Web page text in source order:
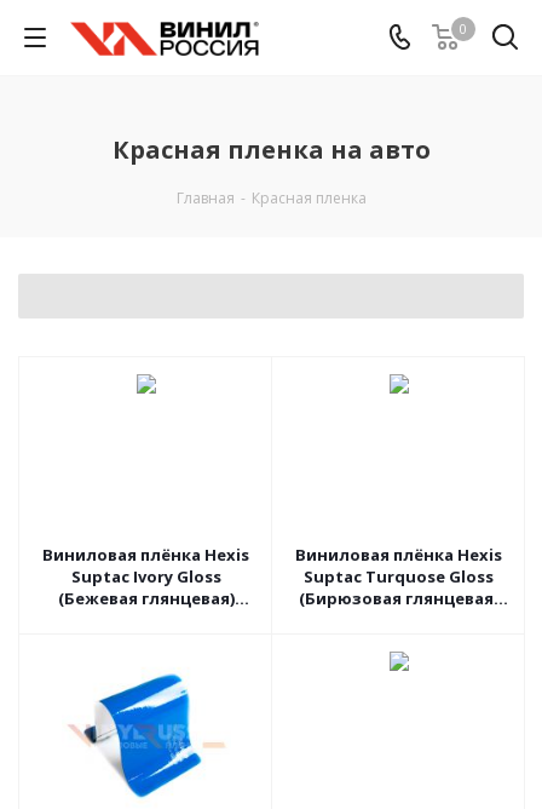
0
Красная пленка на авто
Главная - Красная пленка
Виниловая плёнка Hexis
Suptac Ivory Gloss
(Бежевая глянцевая)
Виниловая плёнка Hexis
Suptac Turquose Gloss
(Бирюзовая глянцевая)